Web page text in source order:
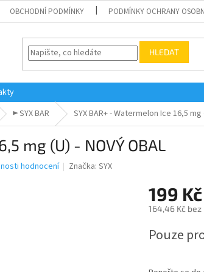
OBCHODNÍ PODMÍNKY PODMÍNKY OCHRANY
HLEDAT
► SYX BAR SYX BAR+ - Watermelon Ice 16,5 mg
mg (U) - NOVÝ OBAL
hodnocení Značka:SYX
199 Kč
164,46 Kč bez
cena:
Pouze